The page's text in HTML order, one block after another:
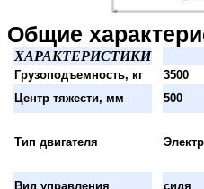
Общие
ХАРАКТЕРИСТИКИ
Грузоподъемность, кг 3500
Центр тяжести, мм
500
Тип двигателя
Вид управления
сидя